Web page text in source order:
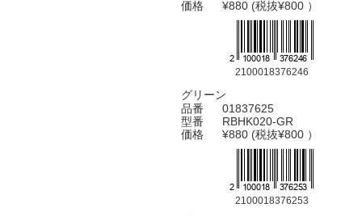
価格
¥880 (税抜¥800 ）
2100018376246
グリーン
品番
01837625
型番
RBHK020-GR
価格
¥880 (税抜¥800 ）
2100018376253